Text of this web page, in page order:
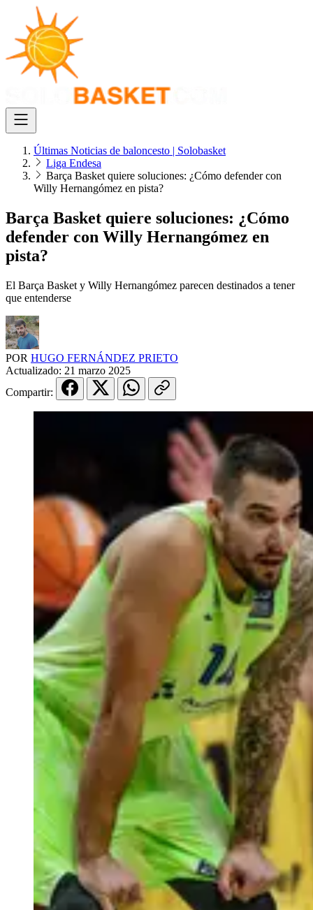
Últimas Noticias de baloncesto | Solobasket
Liga Endesa
Barça Basket quiere soluciones: ¿Cómo defender con
Willy Hernangómez en pista?
Barça Basket quiere soluciones: ¿Cómo
defender con Willy Hernangómez en
pista?
El Barça Basket y Willy Hernangómez parecen destinados a tener
que entenderse
POR HUGO FERNÁNDEZ PRIETO
Actualizado: 21 marzo 2025
Compartir: